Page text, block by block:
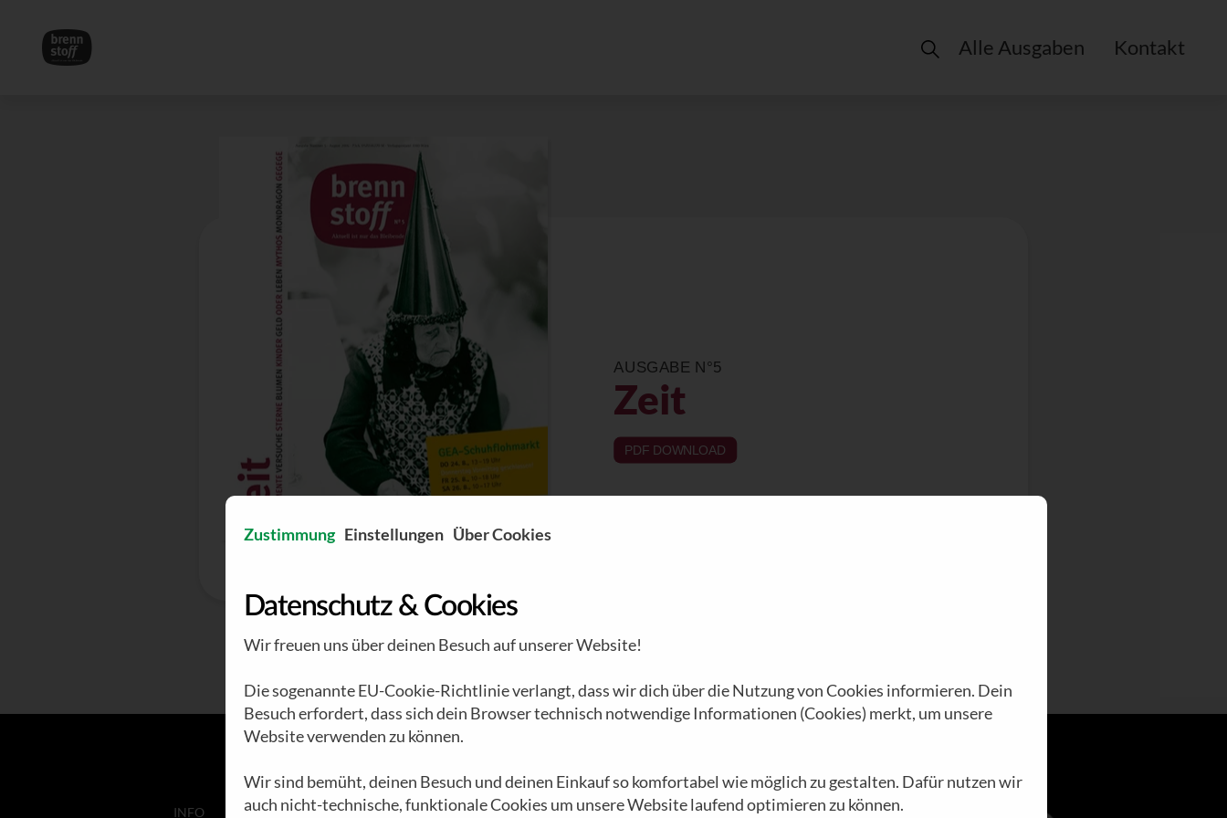
Alle Ausgaben Kontakt
AUSGABE N°5
Zeit
PDF DOWNLOAD
INFO
Zustimmung Einstellungen Über Cookies
Datenschutz & Cookies
Wir freuen uns über deinen Besuch auf unserer Website!
Die sogenannte EU-Cookie-Richtlinie verlangt, dass wir dich über die Nutzung von Cookies informieren. Dein
Besuch erfordert, dass sich dein Browser technisch notwendige Informationen (Cookies) merkt, um unsere
Website verwenden zu können.
Wir sind bemüht, deinen Besuch und deinen Einkauf so komfortabel wie möglich zu gestalten. Dafür nutzen wir
auch nicht-technische, funktionale Cookies um unsere Website laufend optimieren zu können.